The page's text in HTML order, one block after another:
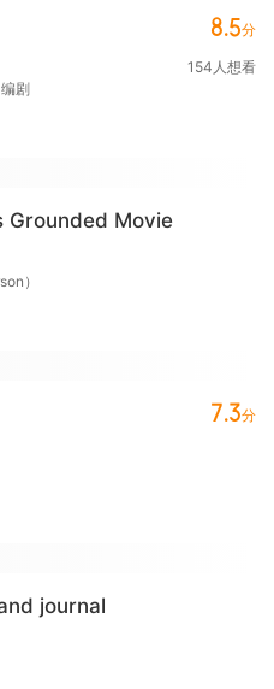
剧
8.5分
154 人想看
Grounded Movie
）
7.3分
journal